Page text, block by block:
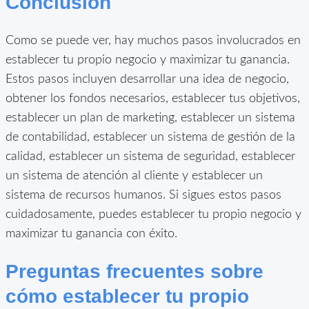
Como se puede ver, hay muchos pasos involucrados en
establecer tu propio negocio y maximizar tu ganancia.
Estos pasos incluyen desarrollar una idea de negocio,
obtener los fondos necesarios, establecer tus objetivos,
establecer un plan de marketing, establecer un sistema
de contabilidad, establecer un sistema de gestión de la
calidad, establecer un sistema de seguridad, establecer
un sistema de atención al cliente y establecer un
sistema de recursos humanos. Si sigues estos pasos
cuidadosamente, puedes establecer tu propio negocio y
maximizar tu ganancia con éxito.
Preguntas frecuentes sobre
cómo establecer tu propio